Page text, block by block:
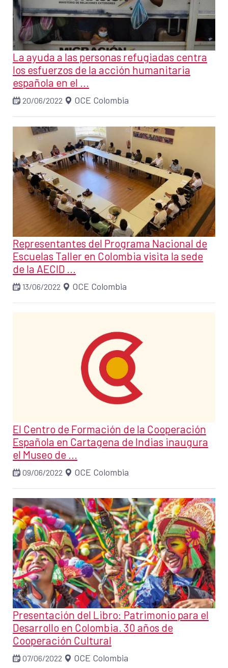
La ayuda a las personas refugiadas centra
los esfuerzos de la acción humanitaria
española en el ...
20/06/2022 OCE Colombia
Representantes del Programa Nacional de
Escuelas Taller en Colombia visita la sede
de la AECID ...
13/06/2022 OCE Colombia
El Centro de Formación de la Cooperación
Española en Cartagena de Indias inaugura
el Museo de ...
09/06/2022 OCE Colombia
Presentación del Libro: Patrimonio para el
Desarrollo en Colombia. 30 años de
Cooperación Cultural
07/06/2022 OCE Colombia